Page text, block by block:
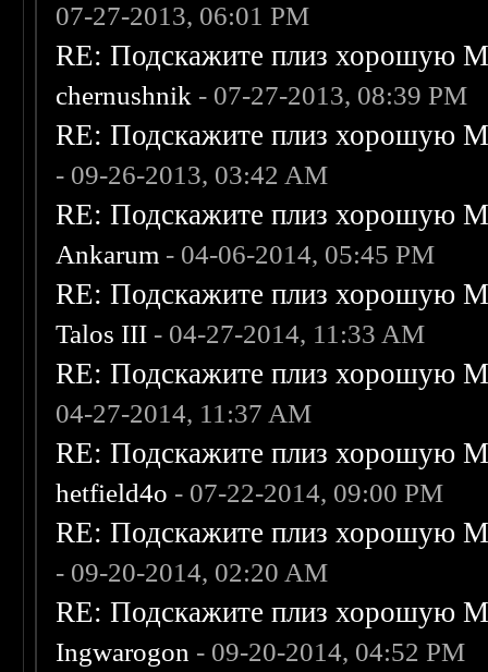
07-27-2013, 06:01 PM
RE: Подскажите плиз хорошую
chernushnik - 07-27-2013, 08:39 PM
RE: Подскажите плиз хорошую
- 09-26-2013, 03:42 AM
RE: Подскажите плиз хорошую
Ankarum - 04-06-2014, 05:45 PM
RE: Подскажите плиз хорошую
Talos III - 04-27-2014, 11:33 AM
RE: Подскажите плиз хорошую
04-27-2014, 11:37 AM
RE: Подскажите плиз хорошую
hetfield4o - 07-22-2014, 09:00 PM
RE: Подскажите плиз хорошую
- 09-20-2014, 02:20 AM
RE: Подскажите плиз хорошую
Ingwarogon - 09-20-2014, 04:52 PM